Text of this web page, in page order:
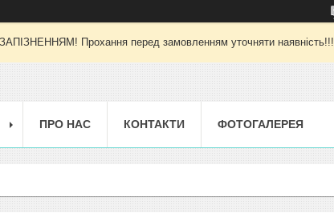
Прохання перед замовленням уточняти наявність!!!
ПРО НАС КОНТАКТИ ФОТОГАЛЕРЕЯ